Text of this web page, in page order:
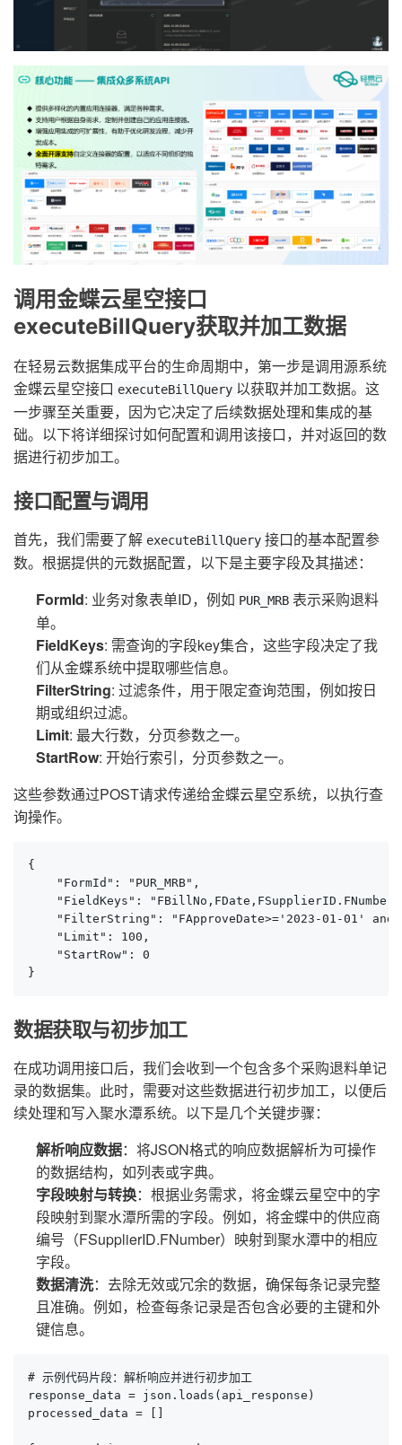
调用金蝶云星空接口
executeBillQuery获取并加工数据
在轻易云数据集成平台的生命周期中，第一步是调用源系统
金蝶云星空接口 executeBillQuery 以获取并加工数据。这
一步骤至关重要，因为它决定了后续数据处理和集成的基
础。以下将详细探讨如何配置和调用该接口，并对返回的数
据进行初步加工。
接口配置与调用
首先，我们需要了解 executeBillQuery 接口的基本配置参
数。根据提供的元数据配置，以下是主要字段及其描述：
FormId: 业务对象表单ID，例如 PUR_MRB 表示采购退料
单。
FieldKeys: 需查询的字段key集合，这些字段决定了我
们从金蝶系统中提取哪些信息。
FilterString: 过滤条件，用于限定查询范围，例如按日
期或组织过滤。
Limit: 最大行数，分页参数之一。
StartRow: 开始行索引，分页参数之一。
这些参数通过POST请求传递给金蝶云星空系统，以执行查
询操作。
{
    "FormId": "PUR_MRB",
"FieldKeys":
"FilterString": "FApproveDate>='2023-01-01' and
    "Limit": 100,
    "StartRow": 0
}
数据获取与初步加工
在成功调用接口后，我们会收到一个包含多个采购退料单记
录的数据集。此时，需要对这些数据进行初步加工，以便后
续处理和写入聚水潭系统。以下是几个关键步骤：
解析响应数据：将JSON格式的响应数据解析为可操作
的数据结构，如列表或字典。
字段映射与转换：根据业务需求，将金蝶云星空中的字
段映射到聚水潭所需的字段。例如，将金蝶中的供应商
编号（FSupplierID.FNumber）映射到聚水潭中的相应
字段。
数据清洗：去除无效或冗余的数据，确保每条记录完整
且准确。例如，检查每条记录是否包含必要的主键和外
键信息。
# 示例代码片段：解析响应并进行初步加工
response_data = json.loads(api_response)
processed_data = []